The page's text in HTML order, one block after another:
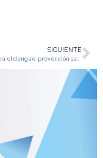
SIGUIENTE
Vacuna contra el dengue: prevención segura para tu familia